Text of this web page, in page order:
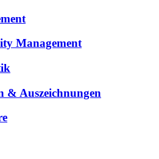
Management
& Auszeichnungen